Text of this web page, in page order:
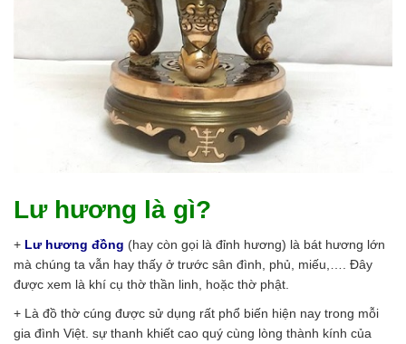
Lư hương là gì?
+ Lư hương đồng (hay còn gọi là đỉnh hương) là bát hương lớn
mà chúng ta vẫn hay thấy ở trước sân đình, phủ, miếu,…. Đây
được xem là khí cụ thờ thần linh, hoặc thờ phật.
+ Là đồ thờ cúng được sử dụng rất phổ biến hiện nay trong mỗi
gia đình Việt. sự thanh khiết cao quý cùng lòng thành kính của